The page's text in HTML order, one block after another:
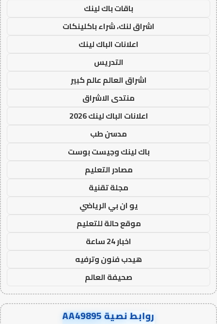
باقات باك لينك
اشراق لنك، شراء باكلينكات
اعلانات الباك لينك
التدريس
اشراق العالم عالم كبير
منتدى الاشراق
اعلانات الباك لينك 2026
مدسن طب
باك لينك وجيست بوست
مصادر التعليم
مجلة تقنية
يو ان بي الرياضي
موقع حالة للتعليم
اخبار 24 ساعة
هيدب فنون وترفيه
صحيفة العالم
روابط نصية AA49895